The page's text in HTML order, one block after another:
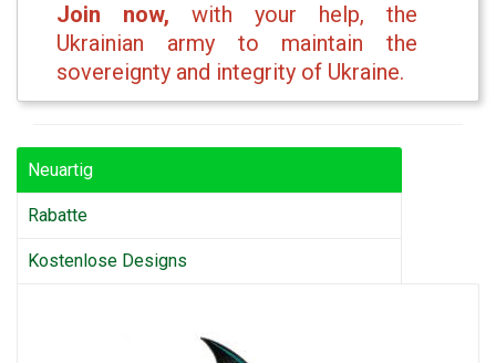
Join now, with your help, the
Ukrainian army to maintain the
sovereignty and integrity of Ukraine.
Neuartig
Rabatte
Kostenlose Designs